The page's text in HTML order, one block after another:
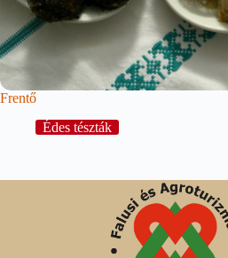
Frentő
Édes tészták